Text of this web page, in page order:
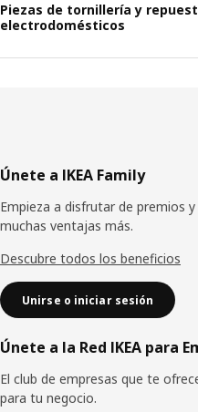
Piezas de tornillería y
electrodomésticos
Pie
de
página
Únete a IKEA Family
Empieza a disfrutar de premios
muchas ventajas más.
Descubre todos los beneficios
Unirse o iniciar sesión
Únete a la Red IKEA para
El club de empresas que te
para tu negocio.